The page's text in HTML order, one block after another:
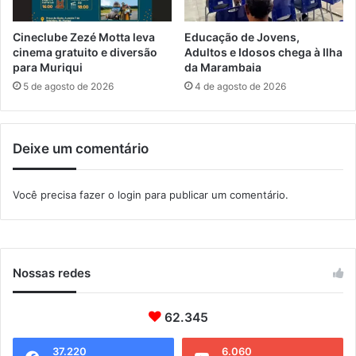
i
c
a
ã
o
d
e
v
e
ç
n
a
Cineclube Zezé Motta leva
cinema gratuito e diversão
para Muriqui
5 de agosto de 2026
Educação de Jovens,
Adultos e Idosos chega à Ilha
da Marambaia
4 de agosto de 2026
Deixe um comentário
Você precisa fazer o login para publicar um comentário.
Nossas redes
62.345
37.220 6.060